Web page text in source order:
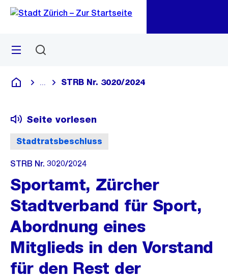
Navigation
Sprunglink
Menü
Deutsch
Blende alle Breadcrumbs ein
STRB Nr. 3020/2024
Stadtratsbeschluss
Seite vorlesen
STRB Nr. 3020/2024
Sportamt, Zürcher
Stadtverband für Sport,
Abordnung eines
Mitglieds in den Vorstand
für den Rest der